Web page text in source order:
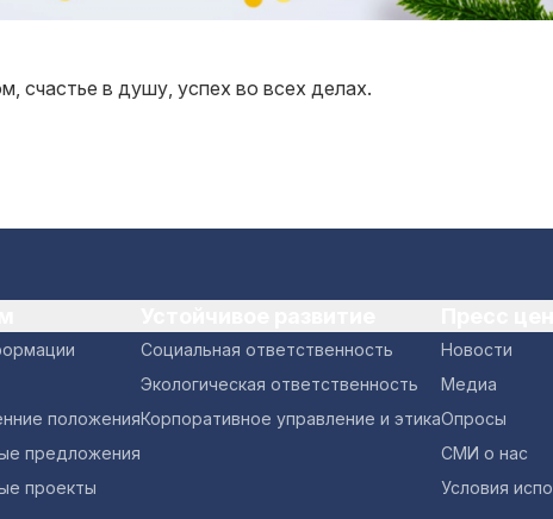
счастье в душу, успех во всех делах.
положения
предложения
проекты
Социальная ответственность
Экологическая ответственность
Корпоративное управление и этика
Новости
Медиа
Опросы
СМИ о нас
Условия